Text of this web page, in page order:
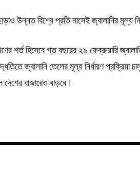
উন্নত বিশ্বে প্রতি মাসেই জ্বালানির মূল্য
হিসেবে গত বছরের ২৯ ফেব্রুয়ারি
জ্বালানি তেলের মূল্য নির্ধারণ প্রক্রিয়া
বাজারেও বাড়বে।